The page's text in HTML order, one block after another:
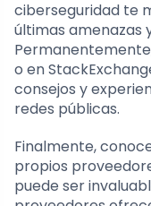
ciberseguridad te
últimas amenazas
o en
consejos y
redes públicas.
Finalmente,
propios
puede ser